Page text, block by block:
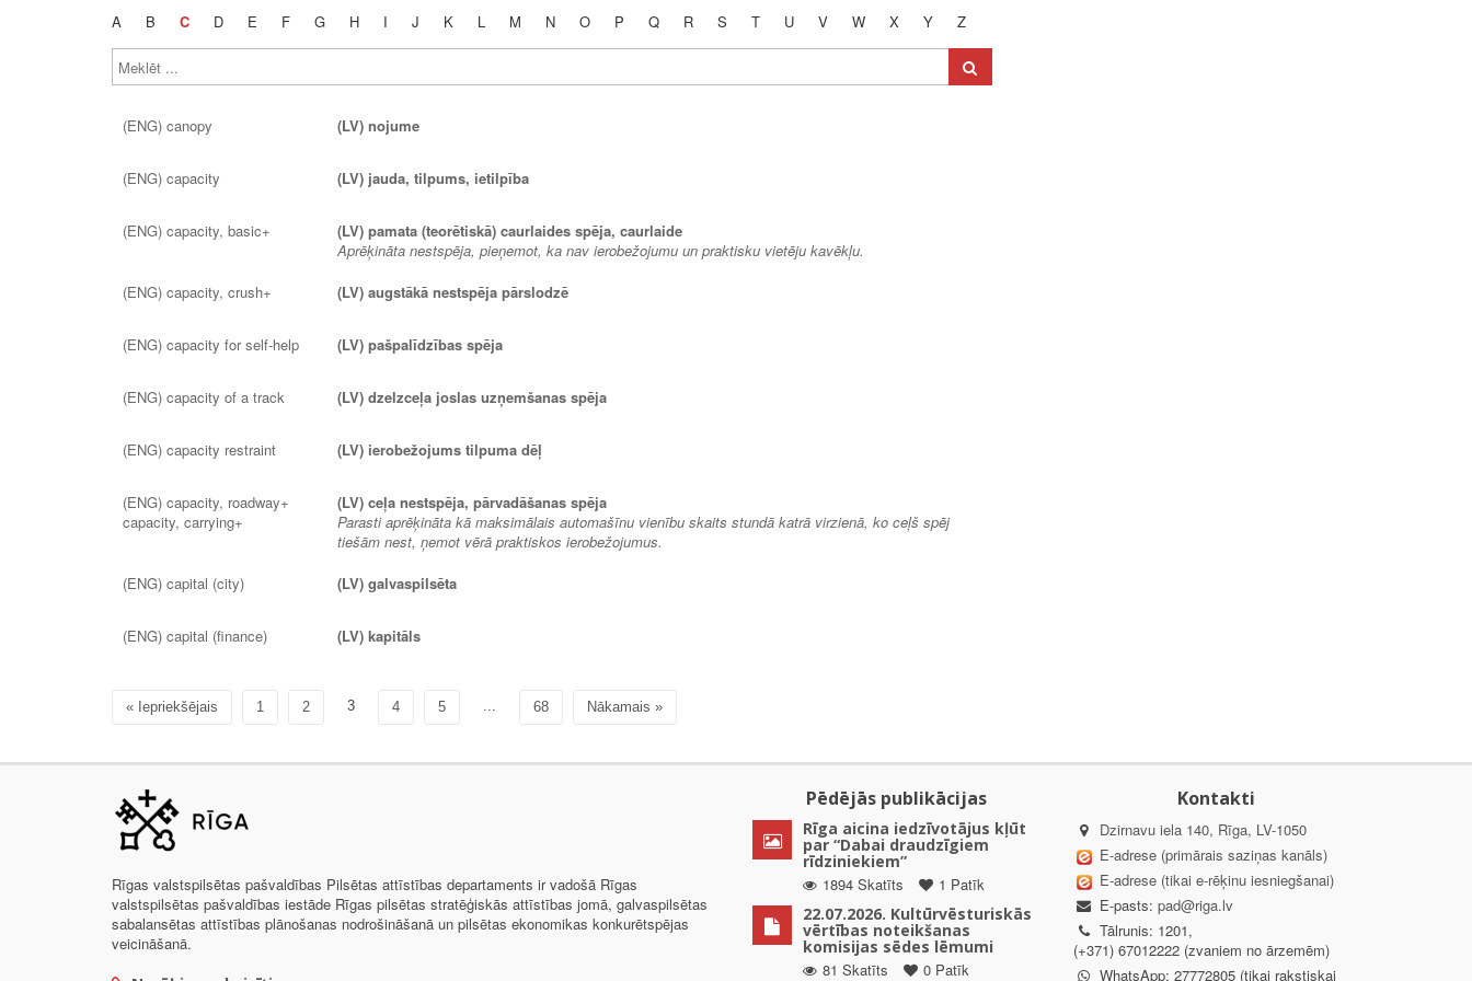
A B C D E F G H I J K L M N O P Q R S T U V W X Y Z
(ENG) canopy (LV) nojume
(ENG) capacity (LV) jauda, tilpums, ietilpība
(ENG) capacity, basic+
(LV) pamata (teorētiskā) caurlaides spēja, caurlaide
Aprēķināta nestspēja, pieņemot, ka nav ierobežojumu un praktisku vietēju kavēkļu.
(ENG) capacity, crush+
(LV) augstākā nestspēja pārslodzē
(ENG) capacity for self-help (LV) pašpalīdzības spēja
(ENG) capacity of a track (LV) dzelzceļa joslas uzņemšanas spēja
(ENG) capacity restraint (LV) ierobežojums tilpuma dēļ
(ENG) capacity, roadway+
capacity, carrying+
(LV) ceļa nestspēja, pārvadāšanas spēja
Parasti aprēķināta kā maksimālais automašīnu vienību skaits stundā katrā virzienā, ko ceļš spēj
tiešām nest, ņemot vērā praktiskos ierobežojumus.
(ENG) capital (city)
(LV) galvaspilsēta
(ENG) capital (finance) (LV) kapitāls
« Iepriekšējais 1 2 3 4 5 ... 68 Nākamais »
Rīgas valstspilsētas pašvaldības Pilsētas attīstības departaments ir vadošā Rīgas
valstspilsētas pašvaldības iestāde Rīgas pilsētas stratēģiskās attīstības jomā, galvaspilsētas
sabalansētas attīstības plānošanas nodrošināšanā un pilsētas ekonomikas konkurētspējas
veicināšanā.
Pēdējās publikācijas
Rīga aicina iedzīvotājus kļūt
par “Dabai draudzīgiem
rīdziniekiem”
1894 Skatīts
1 Patīk
22.07.2026. Kultūrvēsturiskās
vērtības noteikšanas
komisijas sēdes lēmumi
81 Skatīts
0 Patīk
Kontakti
Dzirnavu iela 140, Rīga, LV-1050
E-adrese (primārais saziņas kanāls)
E-adrese (tikai e-rēķinu iesniegšanai)
E-pasts: pad@riga.lv
Tālrunis: 1201,
(+371) 67012222 (zvaniem no ārzemēm)
WhatsApp: 27772805 (tikai rakstiskai